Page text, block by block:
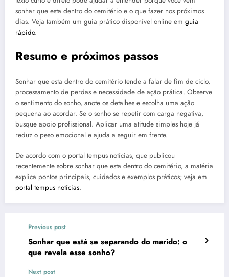
sonhar que esta dentro do cemitério e o que fazer nos próximos
dias. Veja também um guia prático disponível online em guia
rápido.
Resumo e próximos passos
Sonhar que esta dentro do cemitério tende a falar de fim de ciclo,
processamento de perdas e necessidade de ação prática. Observe
o sentimento do sonho, anote os detalhes e escolha uma ação
pequena ao acordar. Se o sonho se repetir com carga negativa,
busque apoio profissional. Aplicar uma atitude simples hoje já
reduz o peso emocional e ajuda a seguir em frente.
De acordo com o portal tempus notícias, que publicou
recentemente sobre sonhar que esta dentro do cemitério, a matéria
explica pontos principais, cuidados e exemplos práticos; veja em
portal tempus notícias.
Previous post
Sonhar que está se separando do marido: o
que revela esse sonho?
Next post